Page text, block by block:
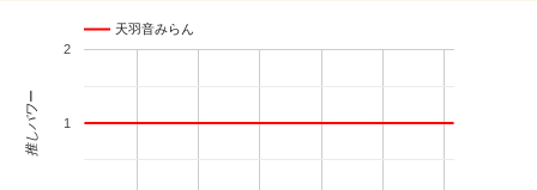
天羽音みらん
1
2
推しパワー